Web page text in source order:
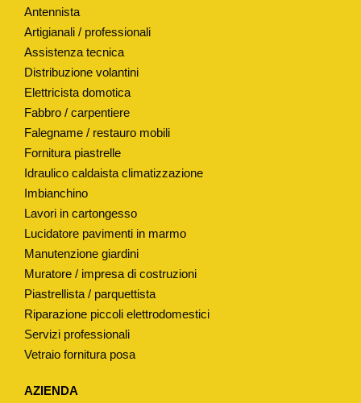
L
A
M
O
D
L
C
O
N
T
Antennista
Artigianali / professionali
Assistenza tecnica
Distribuzione volantini
Elettricista domotica
Fabbro / carpentiere
Falegname / restauro mobili
Fornitura piastrelle
Idraulico caldaista climatizzazione
Imbianchino
Lavori in cartongesso
Lucidatore pavimenti in marmo
Manutenzione giardini
Muratore / impresa di costruzioni
Piastrellista / parquettista
Riparazione piccoli elettrodomestici
Servizi professionali
Vetraio fornitura posa
AZIENDA